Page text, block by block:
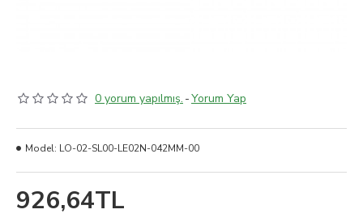
0 yorum yapılmış. -Yorum Yap
926,64TL
Model: LO-02-SL00-LE02N-042MM-00